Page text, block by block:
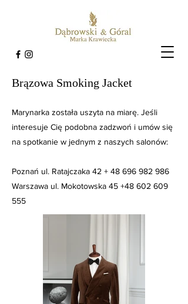
Brązowa Smoking Jacket
Marynarka została uszyta na miarę. Jeśli
interesuje Cię podobna zadzwoń i umów się
na spotkanie w jednym z naszych salonów:
Poznań ul. Ratajczaka 42 + 48 696 982 986
Warszawa ul. Mokotowska 45 +48 602 609
555